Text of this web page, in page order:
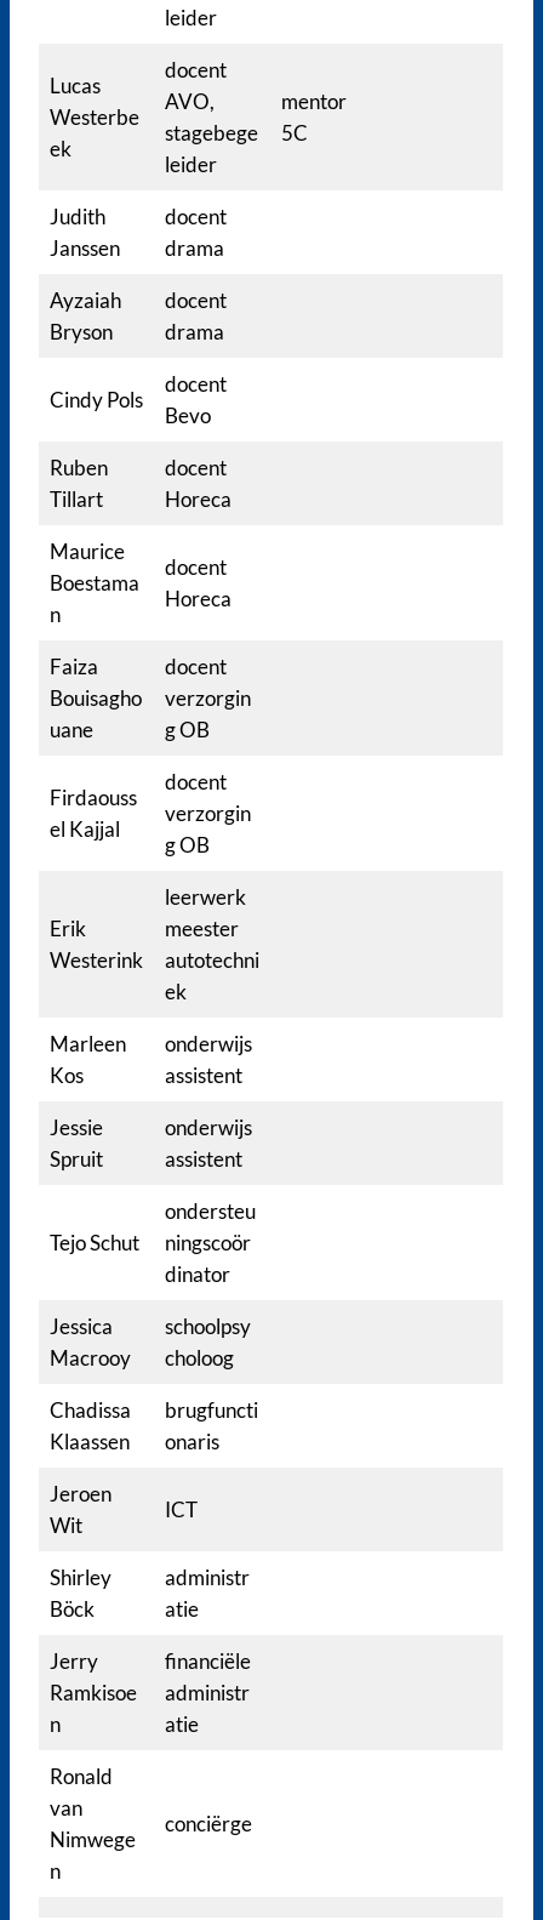
leider
Lucas
Westerbe
ek
docent
AVO,
stagebege
leider
mentor
5C
Judith
Janssen
docent
drama
Ayzaiah
Bryson
docent
drama
Cindy Pols
docent
Bevo
Ruben
Tillart
docent
Horeca
Maurice
Boestama
n
docent
Horeca
Faiza
Bouisagho
uane
docent
verzorgin
g OB
Firdaouss
el Kajjal
docent
verzorgin
g OB
Erik
Westerink
leerwerk
meester
autotechni
ek
Marleen
Kos
onderwijs
assistent
Jessie
Spruit
onderwijs
assistent
Tejo Schut
ondersteu
ningscoör
dinator
Jessica
Macrooy
schoolpsy
choloog
Chadissa
Klaassen
brugfuncti
onaris
Jeroen
Wit
ICT
Shirley
Böck
administr
atie
Jerry
Ramkisoe
n
financiële
administr
atie
Ronald
van
Nimwege
n
conciërge